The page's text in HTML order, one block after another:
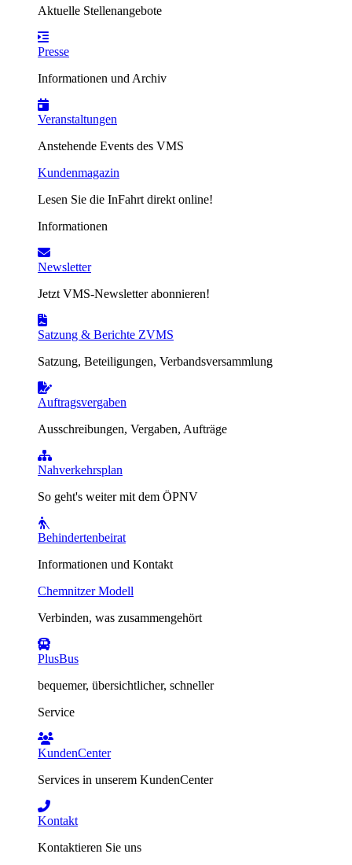
Aktuelle Stellenangebote
Presse
Informationen und Archiv
Veranstaltungen
Anstehende Events des VMS
Kundenmagazin
Lesen Sie die InFahrt direkt online!
Informationen
Newsletter
Jetzt VMS-Newsletter abonnieren!
Satzung & Berichte ZVMS
Satzung, Beteiligungen, Verbandsversammlung
Auftragsvergaben
Ausschreibungen, Vergaben, Aufträge
Nahverkehrsplan
So geht's weiter mit dem ÖPNV
Behindertenbeirat
Informationen und Kontakt
Chemnitzer Modell
Verbinden, was zusammengehört
PlusBus
bequemer, übersichtlicher, schneller
Service
KundenCenter
Services in unserem KundenCenter
Kontakt
Kontaktieren Sie uns